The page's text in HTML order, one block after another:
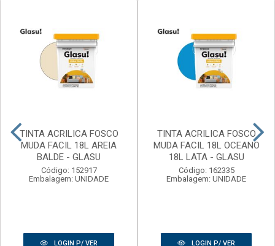
TINTA ACRILICA FOSCO
MUDA FACIL 18L AREIA
BALDE - GLASU
Código: 152917
Embalagem: UNIDADE
LOGIN P/ VER
TINTA ACRILICA FOSCO
MUDA FACIL 18L OCEANO
18L LATA - GLASU
Código: 162335
Embalagem: UNIDADE
LOGIN P/ VER